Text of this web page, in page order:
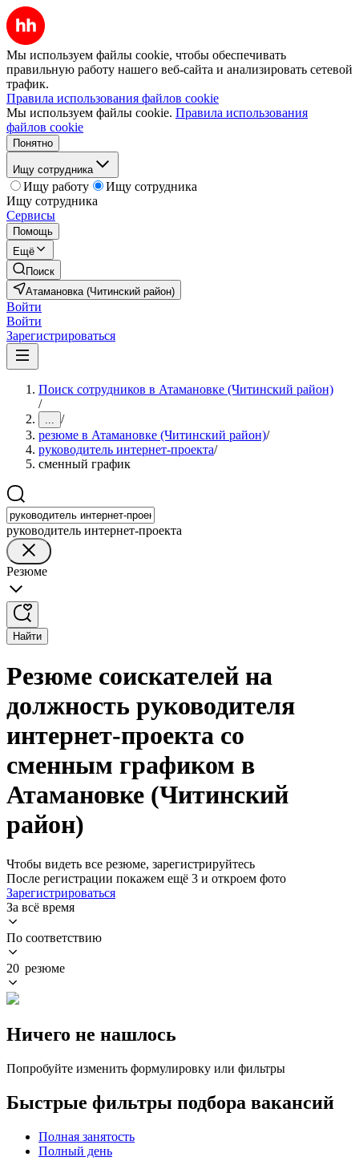
Мы используем файлы cookie, чтобы обеспечивать
правильную работу нашего веб-сайта и анализировать сетевой
трафик.
Правила использования файлов cookie
Мы используем файлы cookie. Правила использования
файлов cookie
Понятно
Ищу сотрудника
Ищу работу
Ищу сотрудника
Ищу сотрудника
Сервисы
Помощь
Ещё
Поиск
Атамановка (Читинский район)
Войти
Войти
Зарегистрироваться
Поиск сотрудников в Атамановке (Читинский район)
/
... /
резюме в Атамановке (Читинский район)/
руководитель интернет-проекта/
сменный график
руководитель интернет-проекта
Резюме
Найти
Резюме соискателей на
должность руководителя
интернет-проекта со
сменным графиком в
Атамановке (Читинский
район)
Чтобы видеть все резюме, зарегистрируйтесь
После регистрации покажем ещё 3 и откроем фото
Зарегистрироваться
За всё время
По соответствию
20 резюме
Ничего не нашлось
Попробуйте изменить формулировку или фильтры
Быстрые фильтры подбора вакансий
Полная занятость
Полный день